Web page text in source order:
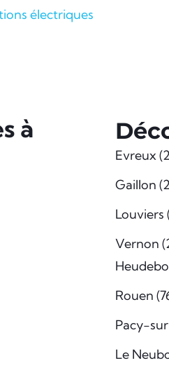
électriques
à
Evreux
Gaillon
Louviers
Vernon
Rouen
Pacy-
Le